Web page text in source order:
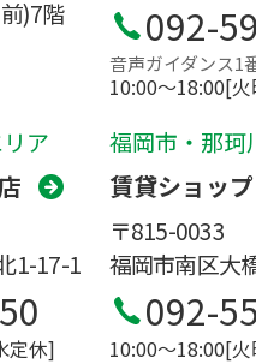
)7階 092-
音声ガイダンス1
10:00〜18:00[
ア
1-17-1
定休]
福岡市・那珂
賃貸ショッ
〒815-0033
福岡市南区大
092-
10:00〜18:00[